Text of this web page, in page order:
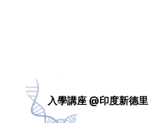
入學講座 @印度新德